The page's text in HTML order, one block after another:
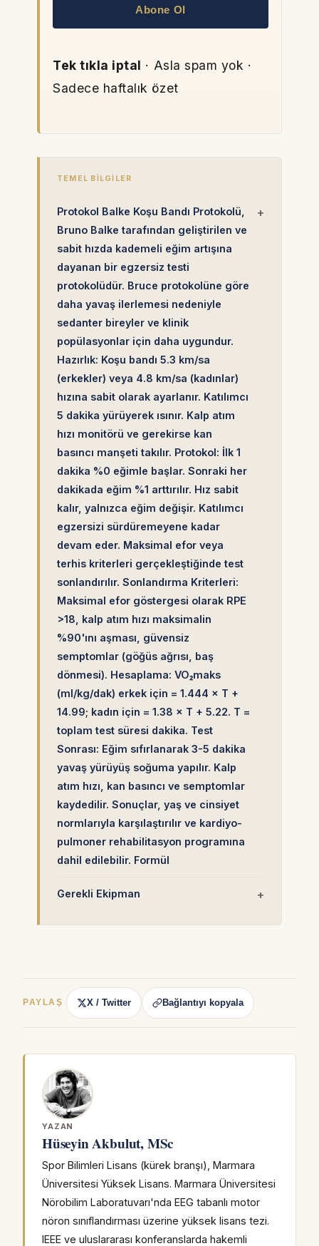
Abone Ol
Tek tıkla iptal · Asla spam yok ·
Sadece haftalık özet
TEMEL BILGILER
Protokol Balke Koşu Bandı Protokolü,
Bruno Balke tarafından geliştirilen ve
sabit hızda kademeli eğim artışına
dayanan bir egzersiz testi
protokolüdür. Bruce protokolüne göre
daha yavaş ilerlemesi nedeniyle
sedanter bireyler ve klinik
popülasyonlar için daha uygundur.
Hazırlık: Koşu bandı 5.3 km/sa
(erkekler) veya 4.8 km/sa (kadınlar)
hızına sabit olarak ayarlanır. Katılımcı
5 dakika yürüyerek ısınır. Kalp atım
hızı monitörü ve gerekirse kan
basıncı manşeti takılır. Protokol: İlk 1
dakika %0 eğimle başlar. Sonraki her
dakikada eğim %1 arttırılır. Hız sabit
kalır, yalnızca eğim değişir. Katılımcı
egzersizi sürdüremeyene kadar
devam eder. Maksimal efor veya
terhis kriterleri gerçekleştiğinde test
sonlandırılır. Sonlandırma Kriterleri:
Maksimal efor göstergesi olarak RPE
>18, kalp atım hızı maksimalin
%90'ını aşması, güvensiz
semptomlar (göğüs ağrısı, baş
dönmesi). Hesaplama: VO₂maks
(ml/kg/dak) erkek için = 1.444 × T +
14.99; kadın için = 1.38 × T + 5.22. T =
toplam test süresi dakika. Test
Sonrası: Eğim sıfırlanarak 3-5 dakika
yavaş yürüyüş soğuma yapılır. Kalp
atım hızı, kan basıncı ve semptomlar
kaydedilir. Sonuçlar, yaş ve cinsiyet
normlarıyla karşılaştırılır ve kardiyo-
pulmoner rehabilitasyon programına
dahil edilebilir. Formül
Gerekli Ekipman
PAYLAŞ X / Twitter Bağlantıyı kopyala
YAZAN
Hüseyin Akbulut, MSc
Spor Bilimleri Lisans (kürek branşı), Marmara
Üniversitesi Yüksek Lisans. Marmara Üniversitesi
Nörobilim Laboratuvarı'nda EEG tabanlı motor
nöron sınıflandırması üzerine yüksek lisans tezi.
IEEE ve uluslararası konferanslarda hakemli